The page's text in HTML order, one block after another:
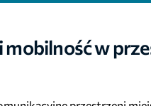
mobilność w